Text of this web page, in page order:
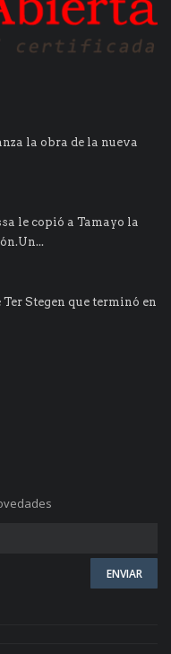
la obra de la nueva
le copió a Tamayo la
Ter Stegen que terminó en